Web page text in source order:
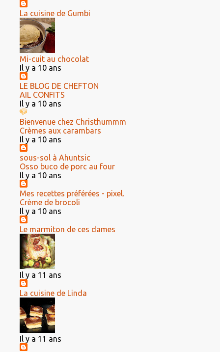
La cuisine de Gumbi
Mi-cuit au chocolat
Il y a 10 ans
LE BLOG DE CHEFTON
AIL CONFITS
Il y a 10 ans
Bienvenue chez Christhummm
Crèmes aux carambars
Il y a 10 ans
sous-sol à Ahuntsic
Osso buco de porc au four
Il y a 10 ans
Mes recettes préférées - pixel.
Crème de brocoli
Il y a 10 ans
Le marmiton de ces dames
Il y a 11 ans
La cuisine de Linda
Il y a 11 ans